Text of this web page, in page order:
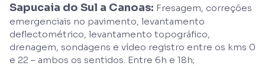
Sapucaia do Sul a Canoas: Fresagem, correções
emergenciais no pavimento, levantamento
deflectométrico, levantamento topográfico,
drenagem, sondagens e vídeo registro entre os kms 0
e 22 – ambos os sentidos. Entre 6h e 18h;